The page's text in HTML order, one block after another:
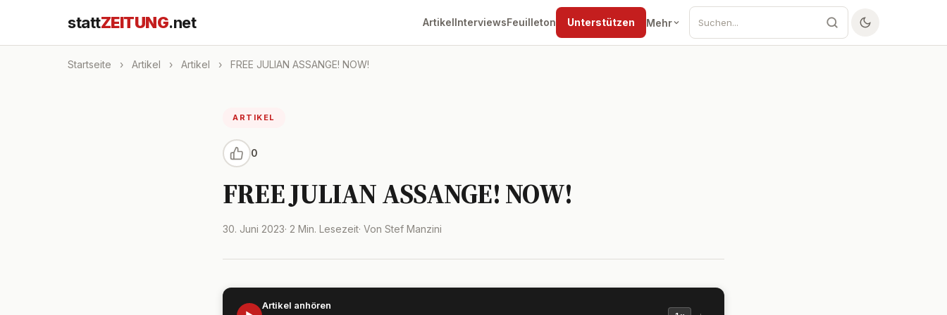
stattZEITUNG.net ArtikelInterviewsFeuilleton Unterstützen Mehr
Startseite › Artikel › Artikel › FREE JULIAN ASSANGE! NOW!
ARTIKEL
0
FREE JULIAN ASSANGE! NOW!
30. Juni 2023· 2 Min. Lesezeit· Von Stef Manzini
Artikel anhören